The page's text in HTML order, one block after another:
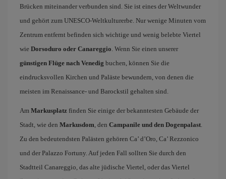
Brücken miteinander verbunden sind. Sie ist eines der Weltwunder
und gehört zum UNESCO-Weltkulturerbe. Nur wenige Minuten vom
Zentrum entfernt befinden sich wichtige und wenig belebte Viertel
wie Dorsoduro oder Canareggio. Wenn Sie einen unserer
günstigen Flüge nach Venedig buchen, können Sie die
eindrucksvollen Kirchen und Paläste bewundern, von denen die
meisten im Renaissance- und Barockstil gehalten sind.
Am Markusplatz finden Sie einige der bekanntesten Gebäude der
Stadt, wie den Markusdom, den Campanile und den Dogenpalast.
Zu den bedeutendsten Palästen gehören Ca’ d’Oro, Ca’ Rezzonico
und der Palazzo Fortuny. Auf jeden Fall sollten Sie durch den
Stadtteil Canareggio, das alte jüdische Viertel, oder das Viertel